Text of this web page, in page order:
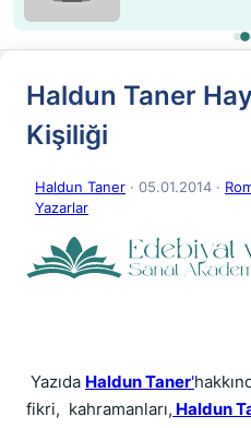
Haldun Taner
Kişiliği
Haldun Taner · 05.01.2014 ·
Yazarlar
Yazıda Haldun Taner'
fikri, kahramanları, Haldun